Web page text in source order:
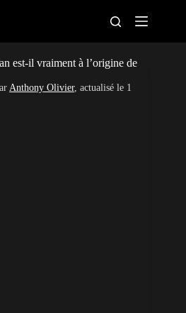
CAN féminine
est-il vraiment à l’origine de
Anthony Olivier, actualisé le 1